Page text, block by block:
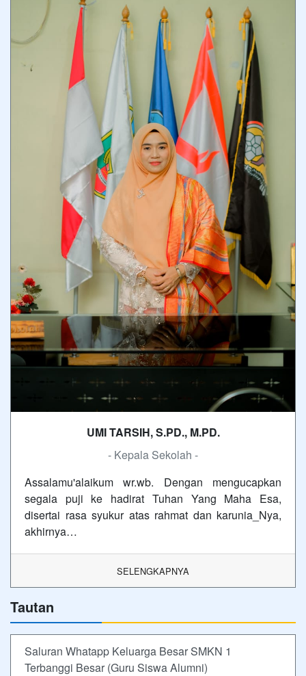
UMI TARSIH, S.PD., M.PD.
- Kepala Sekolah -
Assalamu'alaikum wr.wb. Dengan mengucapkan
segala puji ke hadirat Tuhan Yang Maha Esa,
disertai rasa syukur atas rahmat dan karunia_Nya,
akhirnya…
SELENGKAPNYA
Tautan
Saluran Whatapp Keluarga Besar SMKN 1
Terbanggi Besar (Guru Siswa Alumni)